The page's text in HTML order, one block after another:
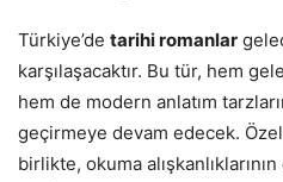
Türkiye’de tarihi romanlar
karşılaşacaktır. Bu tür, hem
hem de modern anlatım
geçirmeye devam edecek.
birlikte, okuma